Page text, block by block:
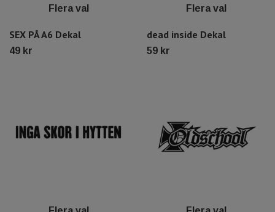
Flera val
SEX PÅ A6 Dekal
49 kr
Flera val
dead inside Dekal
59 kr